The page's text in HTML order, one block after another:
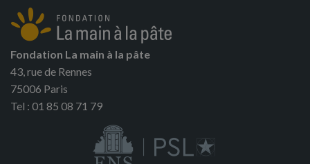
Fondation La main à la pâte
43, rue de Rennes
75006 Paris
Tel : 01 85 08 71 79